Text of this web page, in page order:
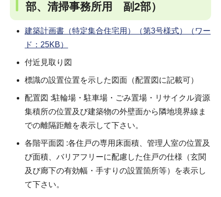
部、清掃事務所用 副2部）
建築計画書（特定集合住宅用）（第3号様式）（ワー
ド：25KB）
付近見取り図
標識の設置位置を示した図面（配置図に記載可）
配置図 :駐輪場・駐車場・ごみ置場・リサイクル資源
集積所の位置及び建築物の外壁面から隣地境界線ま
での離隔距離を表示して下さい。
各階平面図 :各住戸の専用床面積、管理人室の位置及
び面積、バリアフリーに配慮した住戸の仕様（玄関
及び廊下の有効幅・手すりの設置箇所等）を表示し
て下さい。